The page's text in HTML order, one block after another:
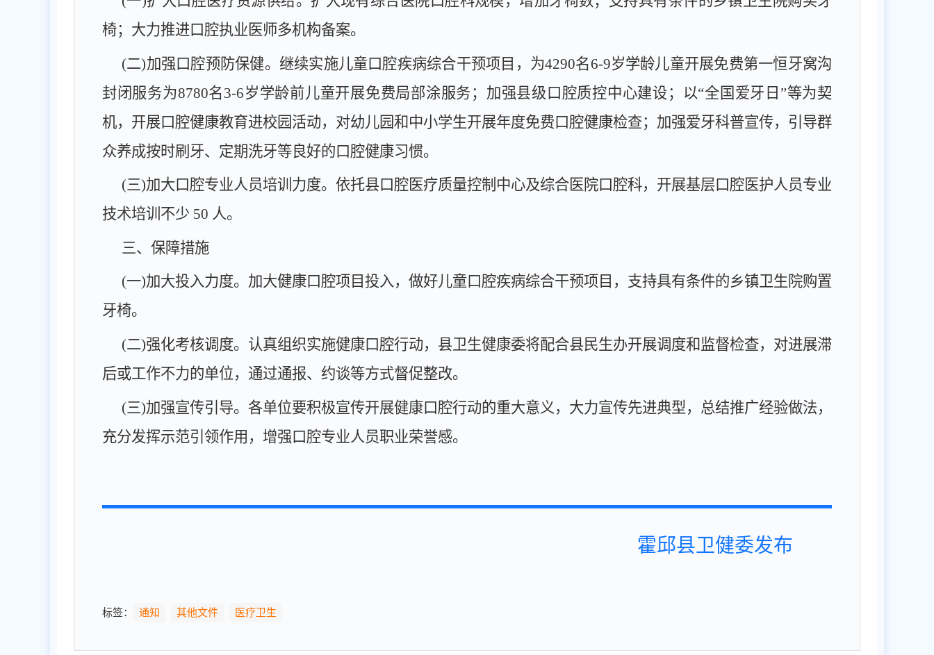
椅；大力推进口腔执业医师多机构备案。
(二)加强口腔预防保健。 继续实施儿童口腔疾病综合干预项目，为4290名 6-9岁学龄儿童开展免费第一恒牙窝沟
封闭服务为8780名 3-6岁学龄前儿童开展免费局部涂服务；加强县级口腔质控中心建设；以“全国爱牙日”等为契
机，开展口腔健康教育进校园活动，对幼儿园和中小学生开展年度免费口腔健康检查；加强爱牙科普宣传，引导群
众养成按时刷牙、定期洗牙等良好的口腔健康习惯。
(三)加大口腔专业人员培训力度。 依托县口腔医疗质量控制中心及综合医院口腔科，开展基层口腔医护人员专业
技术培训不少 50 人。
三、保障措施
(一)加大投入力度。 加大健康口腔项目投入，做好儿童口腔疾病综合干预项目，支持具有条件的乡镇卫生院购置
牙椅。
(二)强化考核调度。 认真组织实施健康口腔行动，县卫生健康委将配合县民生办开展调度和监督检查，对进展滞
后或工作不力的单位，通过通报、约谈等方式督促整改。
(三)加强宣传引导。 各单位要积极宣传开展健康口腔行动的重大意义，大力宣传先进典型，总结推广经验做法，
充分发挥示范引领作用，增强口腔专业人员职业荣誉感。
霍邱县卫健委发布
标签： 通知 其他文件 医疗卫生